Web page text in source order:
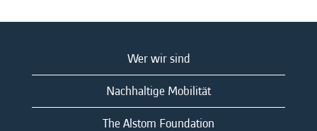
Wer wir sind
Nachhaltige Mobilität
The Alstom Foundation